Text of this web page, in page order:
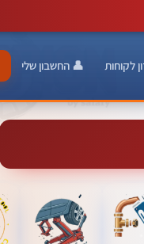
לקוחות 👤 החשבון שלי